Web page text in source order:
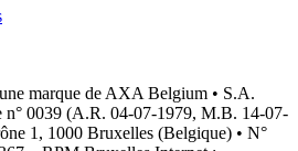
marque de AXA Belgium • S.A.
n° 0039 (A.R. 04-07-1979, M.B. 14-07-
1, 1000 Bruxelles (Belgique) • N°